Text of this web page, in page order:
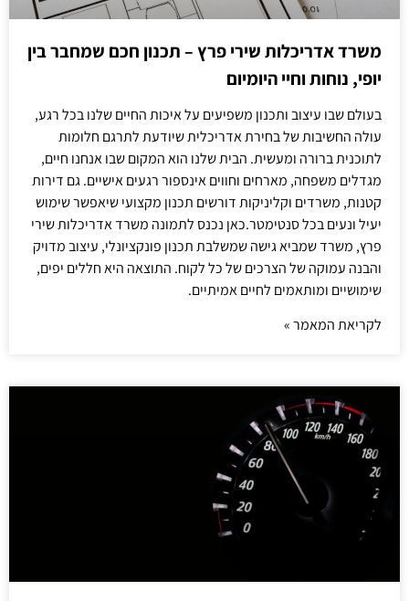
משרד אדריכלות שירי פרץ – תכנון חכם שמחבר בין
יופי, נוחות וחיי היומיום
בעולם שבו עיצוב ותכנון משפיעים על איכות החיים שלנו בכל רגע,
עולה החשיבות של בחירת אדריכלית שיודעת לתרגם חלומות
לתוכנית ברורה ומעשית. הבית שלנו הוא המקום שבו אנחנו חיים,
מגדלים משפחה, מארחים וחווים אינספור רגעים אישיים. גם דירות
קטנות, משרדים וקליניקות דורשים תכנון מקצועי שיאפשר שימוש
יעיל ונעים בכל סנטימטר.כאן נכנס לתמונה משרד אדריכלות שירי
פרץ, משרד שמביא גישה שמשלבת תכנון פונקציונלי, עיצוב מדויק
והבנה עמוקה של הצרכים של כל לקוח. התוצאה היא חללים יפים,
שימושיים ומותאמים לחיים אמיתיים.
לקריאת המאמר »